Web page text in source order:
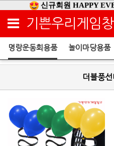
신규회원 HAPPY
❤ 신제품 ' 컬
기쁜우리게임
명랑운동회용품 놀이마당용품
명랑운동회용품
더블풍선